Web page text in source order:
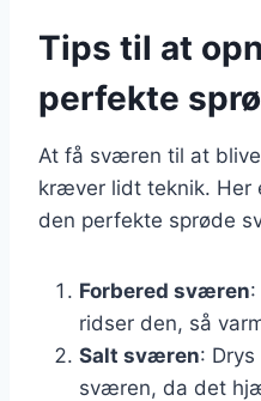
Tips til at
perfekte
At få sværen til at
kræver lidt teknik. Her
den perfekte sprøde
Forbered sværen
ridser den, så
Salt sværen:
sværen, da det